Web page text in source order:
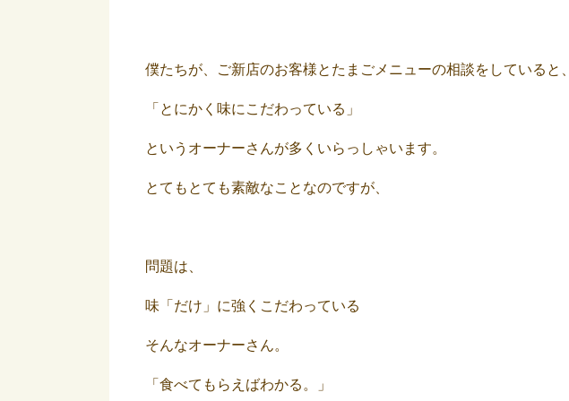
僕たちが、ご新店のお客様とたまごメニューの相談をしていると、
「とにかく味にこだわっている」
というオーナーさんが多くいらっしゃいます。
とてもとても素敵なことなのですが、
問題は、
味「だけ」に強くこだわっている
そんなオーナーさん。
「食べてもらえばわかる。」